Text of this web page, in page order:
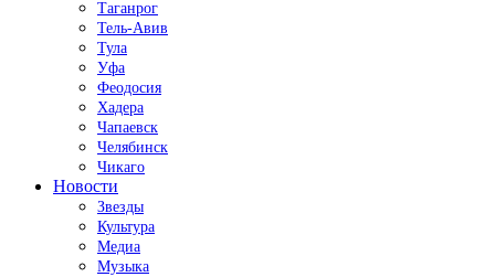
Таганрог
Тель-Авив
Тула
Уфа
Феодосия
Хадера
Чапаевск
Челябинск
Чикаго
Новости
Звезды
Культура
Медиа
Музыка